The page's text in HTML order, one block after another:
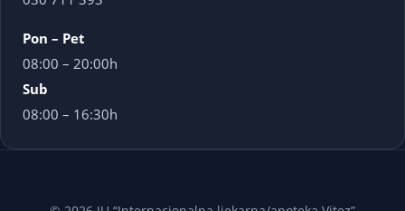
Pon – Pet
08:00 – 20:00h
Sub
08:00 – 16:30h